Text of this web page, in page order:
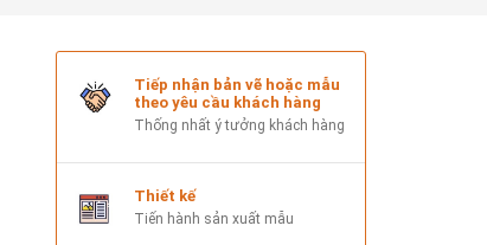
Tiếp nhận bản vẽ hoặc mẫu
theo yêu cầu khách hàng
Thống nhất ý tưởng khách hàng
Thiết kế
Tiến hành sản xuất mẫu